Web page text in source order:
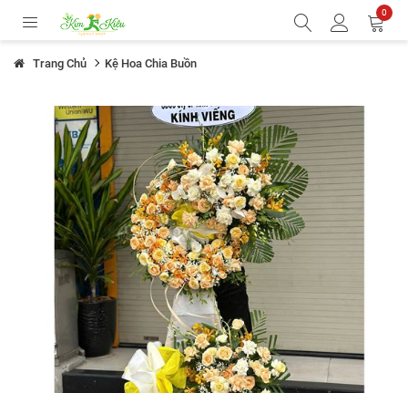
0
Trang Chủ Kệ Hoa Chia Buồn